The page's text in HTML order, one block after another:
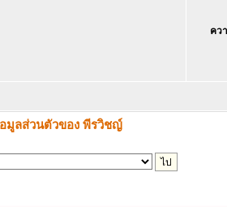
คว
มูลส่วนตัวของ พีรวิชญ์